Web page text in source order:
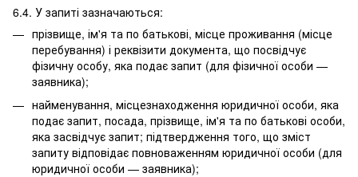
6.4. У запиті зазначаються:
прізвище, ім'я та по батькові, місце проживання (місце
перебування) і реквізити документа, що посвідчує
фізичну особу, яка подає запит (для фізичної особи —
заявника);
найменування, місцезнаходження юридичної особи, яка
подає запит, посада, прізвище, ім'я та по батькові особи,
яка засвідчує запит; підтвердження того, що зміст
запиту відповідає повноваженням юридичної особи (для
юридичної особи — заявника);